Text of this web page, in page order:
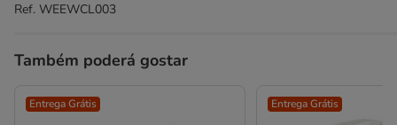
Ref. WEEWCL003
Também poderá gostar
Entrega Grátis Entrega Grátis